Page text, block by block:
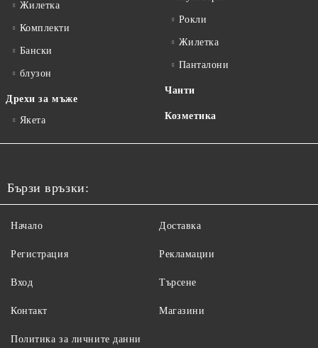
Жилетка
Комплекти
Бански
блузон
Дрехи за мъже
Якета
Рокли
Жилетка
Панталони
Чанти
Козметика
Бързи връзки:
Начало
Регистрация
Вход
Контакт
Доставка
Рекламации
Търсене
Магазини
Политика за личните данни